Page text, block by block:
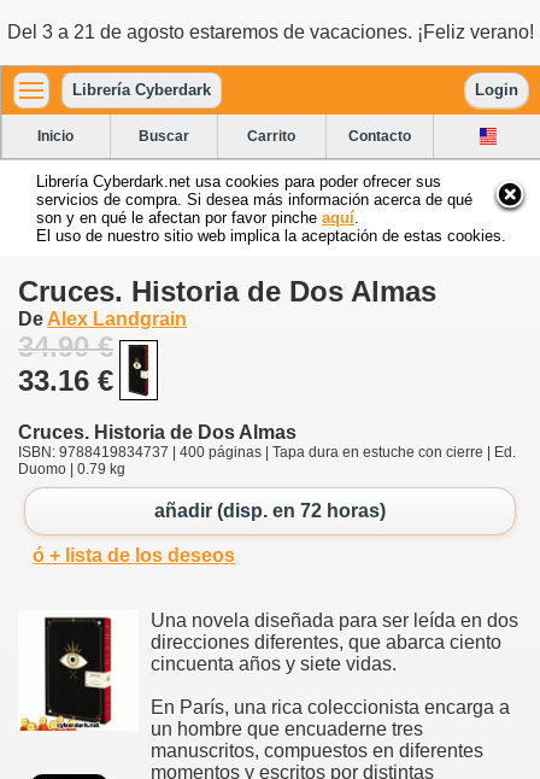
Del 3 a 21 de agosto estaremos de vacaciones. ¡Feliz verano!
Librería Cyberdark Login
Inicio Buscar Carrito Contacto
Librería Cyberdark.net usa cookies para poder ofrecer sus
servicios de compra. Si desea más información acerca de qué
son y en qué le afectan por favor pinche aquí
El uso de nuestro sitio web implica la aceptación de estas cookies.
Cruces. Historia de Dos Almas
De Alex Landgrain
34.90 €
33.16 €
Cruces. Historia de Dos Almas
ISBN: 9788419834737 | 400 páginas | Tapa dura en estuche con cierre | Ed.
Duomo | 0.79 kg
añadir (disp. en 72 horas)
ó + lista de los deseos
Una novela diseñada para ser leída en dos
direcciones diferentes, que abarca ciento
cincuenta años y siete vidas.
En París, una rica coleccionista encarga a
un hombre que encuaderne tres
manuscritos, compuestos en diferentes
momentos y escritos por distintas